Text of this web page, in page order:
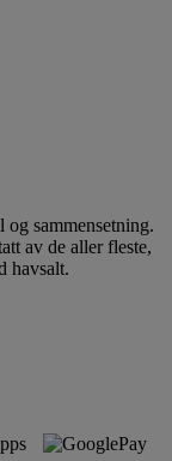
sammensetning.
av de aller fleste,
havsalt.